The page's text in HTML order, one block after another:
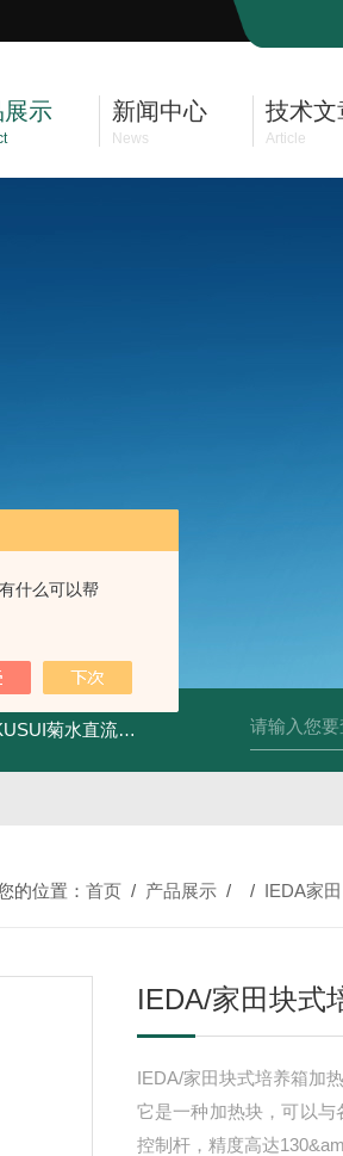
什么可以帮
展示 新闻中心
News
技术文
Article
电源-四象限节能测试
的位置： 首页 / 产品展示 / / IEDA家田
IEDA/家田块式
IEDA/家田块式培养箱加
它是一种加热块，可以
控制杆，精度高达